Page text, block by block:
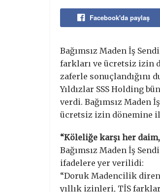
Facebook'da paylaş
Bağımsız Maden İş
farkları ve ücretsiz izin
zaferle sonuçlandığını
Yıldızlar SSS Holding
verdi. Bağımsız Maden
ücretsiz izin dönemine
“Köleliğe karşı her
Bağımsız Maden İş
ifadelere yer verilidi:
“Doruk Madencilik
yıllık izinleri, TİS